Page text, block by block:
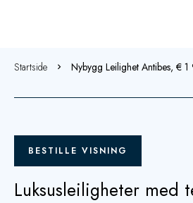
Startside Nybygg Leilighet Antibes, €
BESTILLE VISNING
Luksusleiligheter med